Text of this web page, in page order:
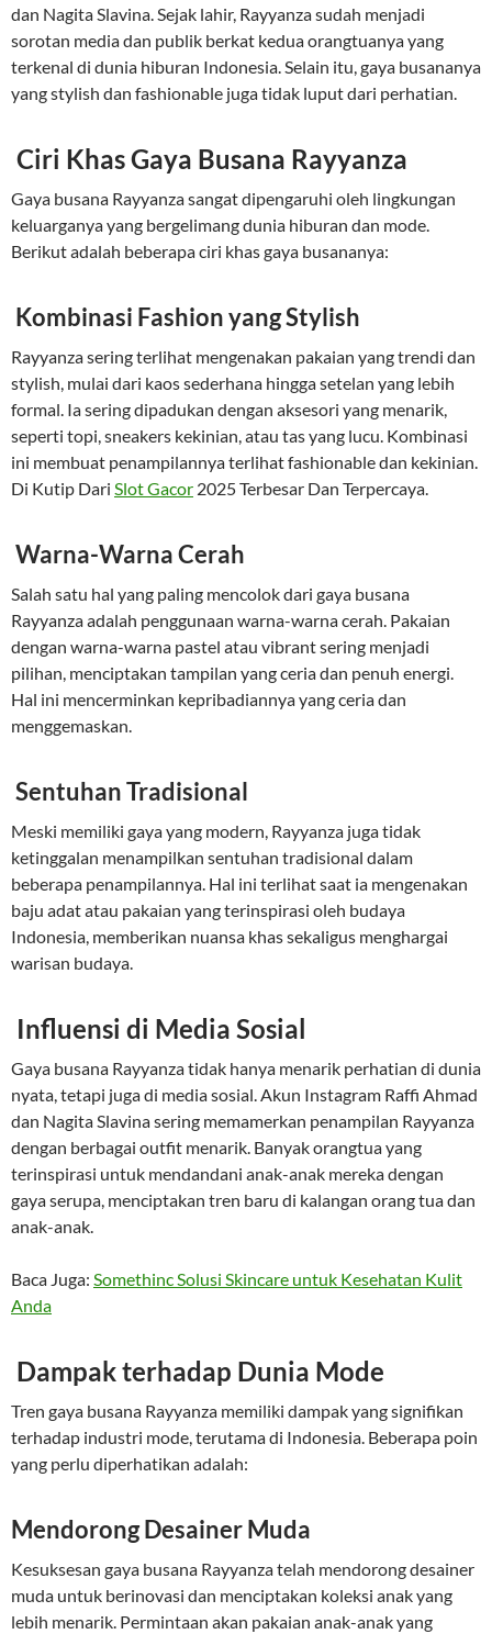
dan Nagita Slavina. Sejak lahir, Rayyanza sudah menjadi
sorotan media dan publik berkat kedua orangtuanya yang
terkenal di dunia hiburan Indonesia. Selain itu, gaya busananya
yang stylish dan fashionable juga tidak luput dari perhatian.
Ciri Khas Gaya Busana Rayyanza
Gaya busana Rayyanza sangat dipengaruhi oleh lingkungan
keluarganya yang bergelimang dunia hiburan dan mode.
Berikut adalah beberapa ciri khas gaya busananya:
Kombinasi Fashion yang Stylish
Rayyanza sering terlihat mengenakan pakaian yang trendi dan
stylish, mulai dari kaos sederhana hingga setelan yang lebih
formal. Ia sering dipadukan dengan aksesori yang menarik,
seperti topi, sneakers kekinian, atau tas yang lucu. Kombinasi
ini membuat penampilannya terlihat fashionable dan kekinian.
Di Kutip Dari Slot Gacor 2025 Terbesar Dan Terpercaya.
Warna-Warna Cerah
Salah satu hal yang paling mencolok dari gaya busana
Rayyanza adalah penggunaan warna-warna cerah. Pakaian
dengan warna-warna pastel atau vibrant sering menjadi
pilihan, menciptakan tampilan yang ceria dan penuh energi.
Hal ini mencerminkan kepribadiannya yang ceria dan
menggemaskan.
Sentuhan Tradisional
Meski memiliki gaya yang modern, Rayyanza juga tidak
ketinggalan menampilkan sentuhan tradisional dalam
beberapa penampilannya. Hal ini terlihat saat ia mengenakan
baju adat atau pakaian yang terinspirasi oleh budaya
Indonesia, memberikan nuansa khas sekaligus menghargai
warisan budaya.
Influensi di Media Sosial
Gaya busana Rayyanza tidak hanya menarik perhatian di dunia
nyata, tetapi juga di media sosial. Akun Instagram Raffi Ahmad
dan Nagita Slavina sering memamerkan penampilan Rayyanza
dengan berbagai outfit menarik. Banyak orangtua yang
terinspirasi untuk mendandani anak-anak mereka dengan
gaya serupa, menciptakan tren baru di kalangan orang tua dan
anak-anak.
Baca Juga: Somethinc Solusi Skincare untuk Kesehatan Kulit
Anda
Dampak terhadap Dunia Mode
Tren gaya busana Rayyanza memiliki dampak yang signifikan
terhadap industri mode, terutama di Indonesia. Beberapa poin
yang perlu diperhatikan adalah:
Mendorong Desainer Muda
Kesuksesan gaya busana Rayyanza telah mendorong desainer
muda untuk berinovasi dan menciptakan koleksi anak yang
lebih menarik. Permintaan akan pakaian anak-anak yang